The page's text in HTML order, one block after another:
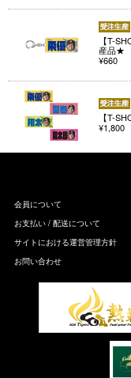
【T-
産品★
¥660
【T-
¥1,800
会員について
お支払い / 配送について
サイトにおける運営管理方針
お問い合わせ